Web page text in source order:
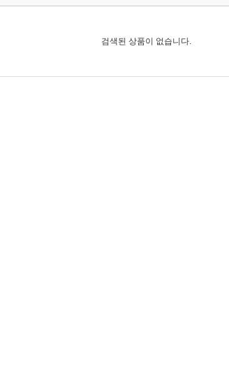
검색된 상품이 없습니다.